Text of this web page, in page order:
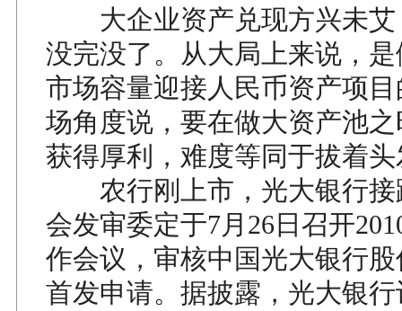
大企业资产兑现方兴未艾
没完没了。从大局上来说，
市场容量迎接人民币资产项
场角度说，要在做大资产池
获得厚利，难度等同于拔着
农行刚上市，光大银行接
会发审委定于7月26日召开
作会议，审核中国光大银行
首发申请。据披露，光大银